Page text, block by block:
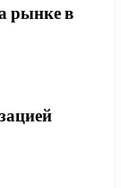
рынке в